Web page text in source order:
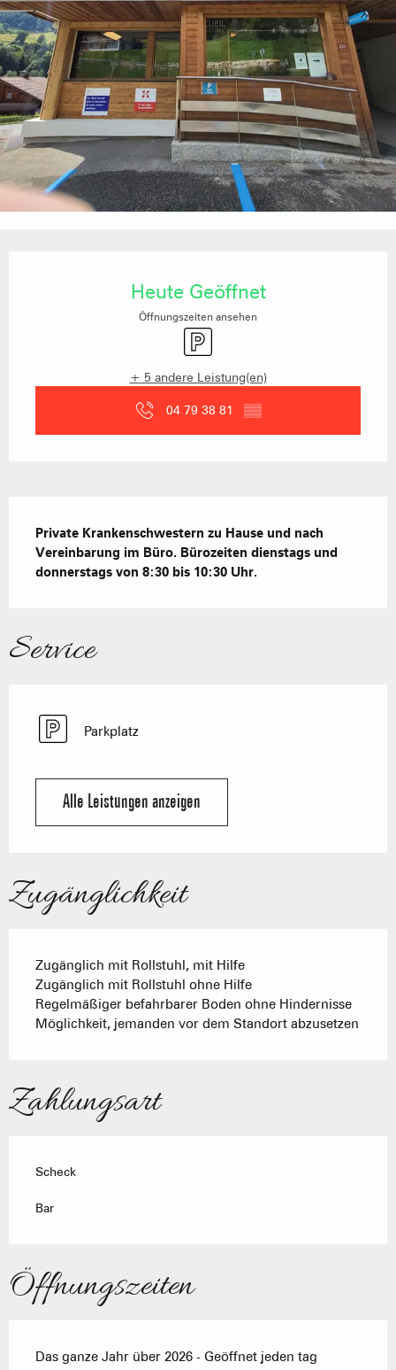
Heute Geöffnet
Öffnungszeiten ansehen
Parkplatz
+ 5 andere Leistung(en)
04 79 38 81 ▒▒
Private Krankenschwestern zu Hause und nach
Vereinbarung im Büro. Bürozeiten dienstags und
donnerstags von 8:30 bis 10:30 Uhr.
Service
Parkplatz
Alle Leistungen anzeigen
Zugänglichkeit
Zugänglich mit Rollstuhl, mit Hilfe
Zugänglich mit Rollstuhl ohne Hilfe
Regelmäßiger befahrbarer Boden ohne Hindernisse
Möglichkeit, jemanden vor dem Standort abzusetzen
Zahlungsart
Scheck
Bar
Öffnungszeiten
Das ganze Jahr über 2026 - Geöffnet jeden tag